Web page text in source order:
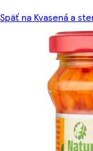
Späť na Kvasená a